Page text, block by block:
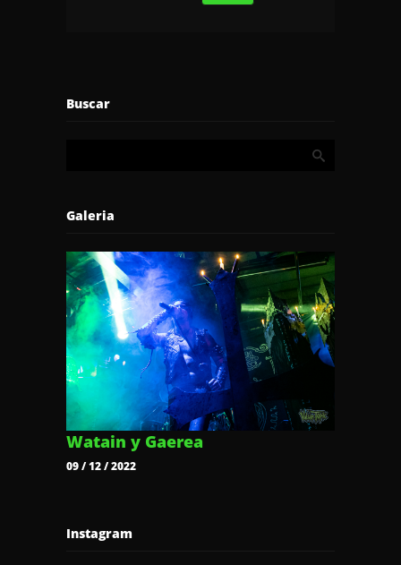
Buscar
Galeria
Watain y Gaerea
09 / 12 / 2022
Instagram